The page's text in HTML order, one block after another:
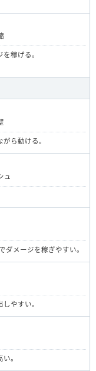
稼げる。
ら動ける。
ュ
ダメージを稼ぎやすい。
やすい。
。